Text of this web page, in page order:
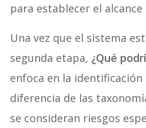
para establecer el alcance
Una vez que el sistema
segunda etapa, ¿Qué
enfoca en la identificación
diferencia de las
se consideran riesgos